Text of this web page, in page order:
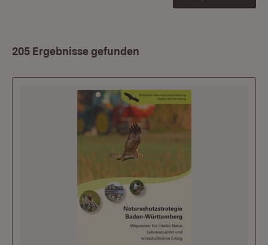
205 Ergebnisse gefunden